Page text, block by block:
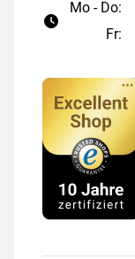
Mo - Do:
Fr: